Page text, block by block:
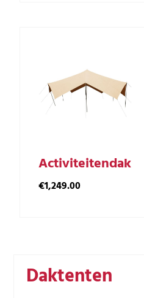
Activiteitendak
€1,249.00
Daktenten